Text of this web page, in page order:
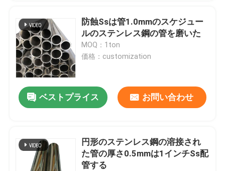
製品
ビデオ
企業情報
品質管理
防蝕Ssは管1.0mmのスケジュー
ルのステンレス鋼の管を磨いた
MOQ：1ton
価格：customization
ベストプライス お問い合わせ
円形のステンレス鋼の溶接され
た管の厚さ0.5mmは1インチSs配
管する